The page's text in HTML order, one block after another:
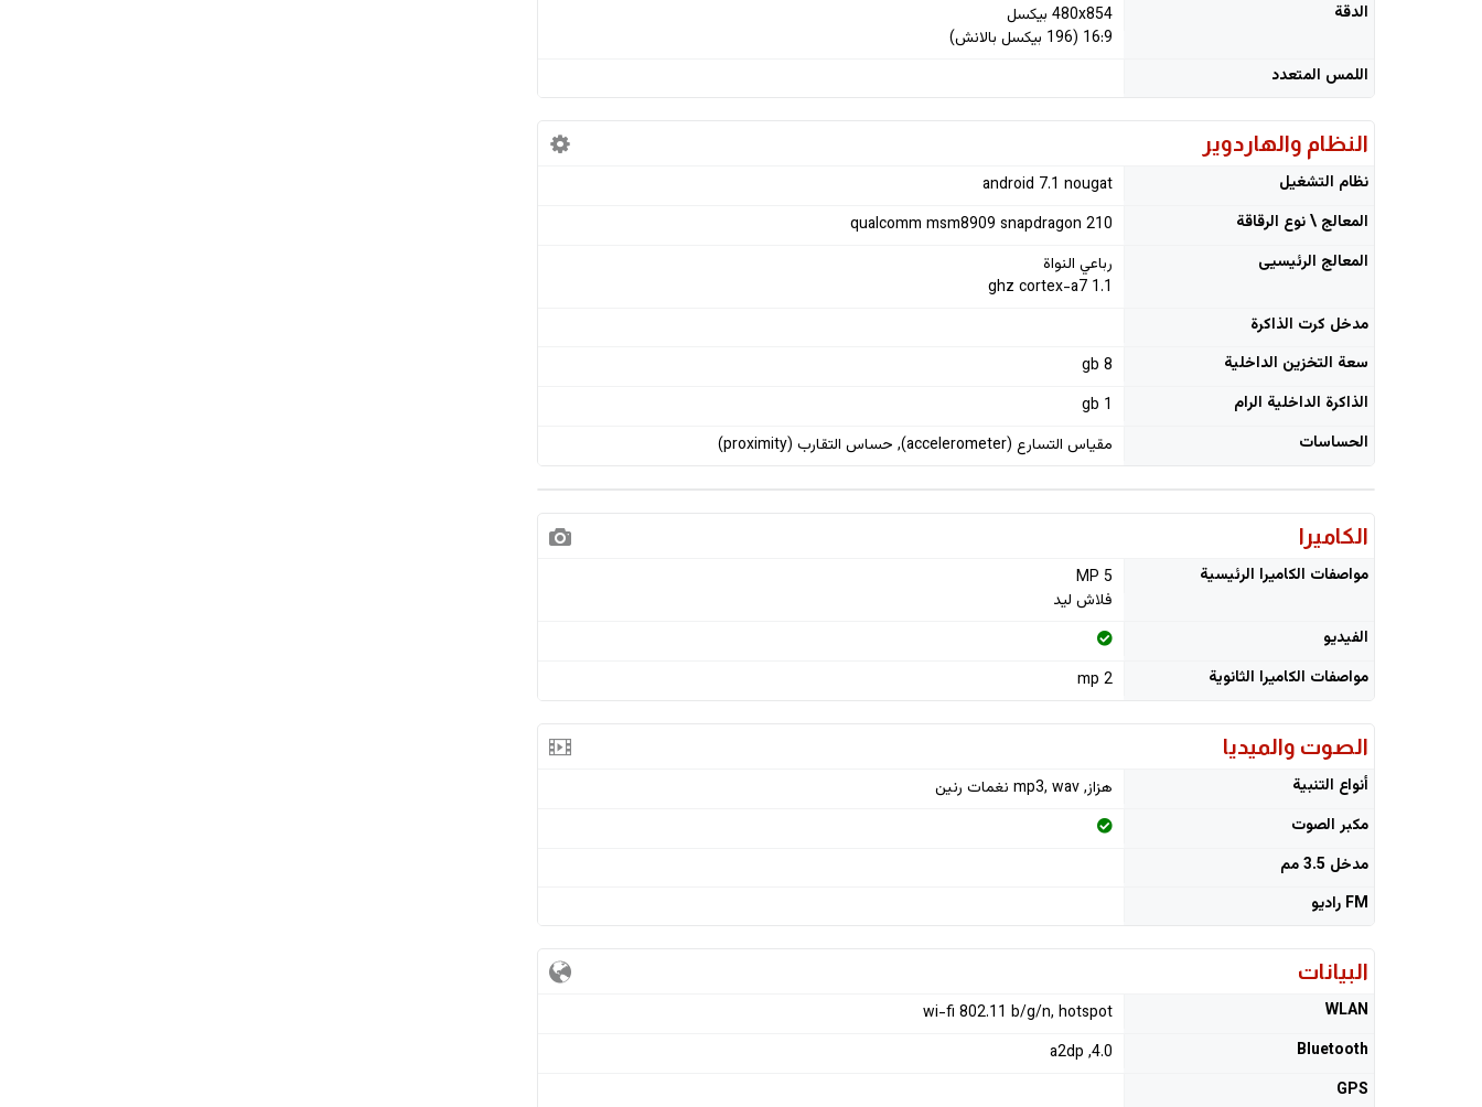
الدقة
480x854 بيكسل
16:9 (196 بيكسل بالانش)
اللمس المتعدد
النظام والهاردوير
نظام التشغيل
android 7.1 nougat
المعالج \ نوع الرقاقة
qualcomm msm8909 snapdragon 210
المعالج الرئيسيى
رباعي النواة
1.1 ghz cortex-a7
مدخل كرت الذاكرة
سعة التخزين الداخلية
8 gb
الذاكرة الداخلية الرام
1 gb
الحساسات
مقياس التسارع (accelerometer), حساس التقارب (proximity)
الكاميرا
مواصفات الكاميرا الرئيسية
5 MP
فلاش ليد
الفيديو
مواصفات الكاميرا الثانوية
2 mp
الصوت والميديا
أنواع التنبية
هزاز, mp3, wav نغمات رنين
مكبر الصوت
مدخل 3.5 مم
FM راديو
البيانات
WLAN
wi-fi 802.11 b/g/n, hotspot
Bluetooth
4.0, a2dp
GPS